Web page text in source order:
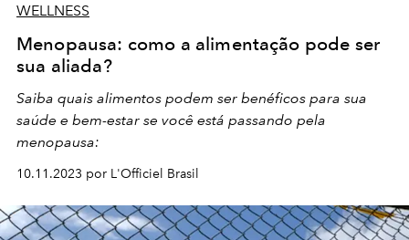
WELLNESS
Menopausa: como a alimentação pode ser
sua aliada?
Saiba quais alimentos podem ser benéficos para sua
saúde e bem-estar se você está passando pela
menopausa:
10.11.2023 por L'Officiel Brasil